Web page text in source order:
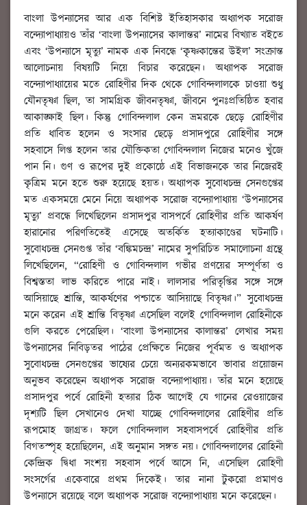
বাংলা উপন্যাসের আর এক বিশিষ্ট ইতিহাসকার অধ্যাপক সরোজ
বন্দ্যোপাধ্যায়ও তাঁর ‘বাংলা উপন্যাসের কালান্তর’ নামের বিখ্যাত বইতে
এবং ‘উপন্যাসে মৃত্যু’ নামক এক নিবন্ধে ‘কৃষ্ণকান্তের উইল’ সংক্রান্ত
আলোচনায় বিষয়টি নিয়ে বিচার করেছেন। অধ্যাপক সরোজ
বন্দ্যোপাধ্যায়ের মতে রোহিণীর দিক থেকে গোবিন্দলালকে চাওয়া শুধু
যৌনতৃষ্ণা ছিল, তা সামগ্রিক জীবনতৃষ্ণা, জীবনে পুনঃপ্রতিষ্ঠিত হবার
আকাঙ্ক্ষাই ছিল। কিন্তু গোবিন্দলাল কেন ভ্রমরকে ছেড়ে রোহিণীর
প্রতি ধাবিত হলেন ও সংসার ছেড়ে প্রসাদপুরে রোহিণীর সঙ্গে
সহবাসে লিপ্ত হলেন তার যৌক্তিকতা গোবিন্দলাল নিজের মনেও খুঁজে
পান নি। গুণ ও রূপের দুই প্রকোষ্ঠে এই বিভাজনকে তার নিজেরই
কৃত্রিম মনে হতে শুরু হয়েছে হয়ত। অধ্যাপক সুবোধচন্দ্র সেনগুপ্তের
মত একসময়ে মেনে নিয়ে অধ্যাপক সরোজ বন্দ্যোপাধ্যায় ‘উপন্যাসের
মৃত্যু’ প্রবন্ধে লিখেছিলেন প্রসাদপুর বাসপর্বে রোহিণীর প্রতি আকর্ষণ
হারানোর পরিণতিতেই এসেছে অতর্কিত হত্যাকাণ্ডের ঘটনাটি।
সুবোধচন্দ্র সেনগুপ্ত তাঁর ‘বঙ্কিমচন্দ্র’ নামের সুপরিচিত সমালোচনা গ্রন্থে
লিখেছিলেন, “রোহিণী ও গোবিন্দলাল গভীর প্রণয়ের সম্পূর্ণতা ও
বিশ্বস্ততা লাভ করিতে পারে নাই। লালসার পরিতৃপ্তির সঙ্গে সঙ্গে
আসিয়াছে শ্রান্তি, আকর্ষণের পশ্চাতে আসিয়াছে বিতৃষ্ণা।” সুবোধচন্দ্র
মনে করেন এই শ্রান্তি বিতৃষ্ণা এসেছিল বলেই গোবিন্দলাল রোহিনীকে
গুলি করতে পেরেছিল। ‘বাংলা উপন্যাসের কালান্তর’ লেখার সময়
উপন্যাসের নিবিড়তর পাঠের প্রেক্ষিতে নিজের পূর্বমত ও অধ্যাপক
সুবোধচন্দ্র সেনগুপ্তের ভাষ্যের চেয়ে অন্যরকমভাবে ভাবার প্রয়োজন
অনুভব করেছেন অধ্যাপক সরোজ বন্দ্যোপাধ্যায়। তাঁর মনে হয়েছে
প্রসাদপুর পর্বে রোহিনী হত্যার ঠিক আগেই যে গানের রেওয়াজের
দৃশ্যটি ছিল সেখানেও দেখা যাচ্ছে গোবিন্দলালের রোহিণীর প্রতি
রূপমোহ জাগ্রত। ফলে গোবিন্দলাল সহবাসপর্বে রোহিণীর প্রতি
বিগতস্পৃহ হয়েছিলেন, এই অনুমান সঙ্গত নয়। গোবিন্দলালের রোহিনী
কেন্দ্রিক দ্বিধা সংশয় সহবাস পর্বে আসে নি, এসেছিল রোহিণী
সংসর্গের একেবারে প্রথম দিকেই। তার নানা টুকরো প্রমাণও
উপন্যাসে রয়েছে বলে অধ্যাপক সরোজ বন্দ্যোপাধ্যায় মনে করেছেন।